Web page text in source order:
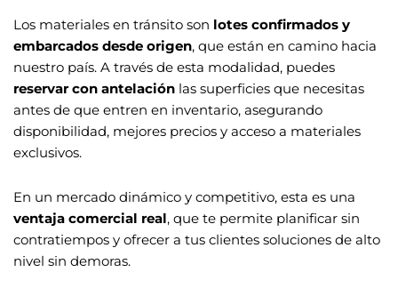
Los materiales en tránsito son lotes confirmados y
embarcados desde origen, que están en camino hacia
nuestro país. A través de esta modalidad, puedes
reservar con antelación las superficies que necesitas
antes de que entren en inventario, asegurando
disponibilidad, mejores precios y acceso a materiales
exclusivos.
En un mercado dinámico y competitivo, esta es una
ventaja comercial real, que te permite planificar sin
contratiempos y ofrecer a tus clientes soluciones de alto
nivel sin demoras.